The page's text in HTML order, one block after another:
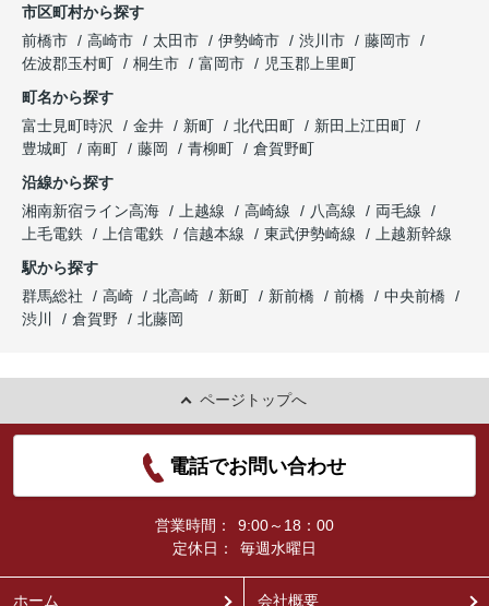
市区町村から探す
前橋市
高崎市 太田市 伊勢崎市 渋川市
藤岡市
佐波郡玉村町
桐生市 富岡市
児玉郡上里町
町名から探す
富士見町時沢
金井 新町 北代田町
新田上江田町
豊城町
南町 藤岡 青柳町
倉賀野町
沿線から探す
湘南新宿ライン高海
上越線 高崎線 八高線
両毛線
上毛電鉄
上信電鉄 信越本線 東武伊勢崎線
上越新幹線
駅から探す
群馬総社
高崎 北高崎 新町 新前橋 前橋
中央前橋
渋川
倉賀野 北藤岡
ページトップへ
電話でお問い合わせ
営業時間：
9:00～18：00
定休日：
毎週水曜日
ホーム 会社概要